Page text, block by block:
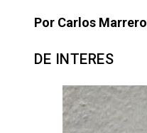
Por Carlos Marrero
DE INTERES